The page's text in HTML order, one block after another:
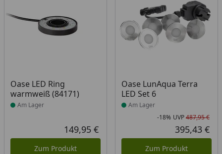
Oase LED Ring
warmweiß (84171)
Produkt am Lager
Am Lager
Aktueller Preis
149,95 €
Zum Produkt
Oase LunAqua Terra
LED Set 6
Produkt am Lager
Am Lager
-18% UVP487,95 €
395,43 €
Zum Produkt